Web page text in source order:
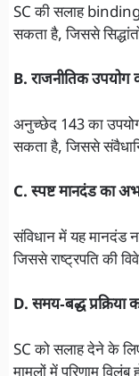
SC की सलाह binding
सकता है, जिससे
B. राजनीतिक उपयोग
अनुच्छेद 143 का उपयोग
सकता है, जिससे
C. स्पष्ट मानदंड का
संविधान में यह मानदंड
जिससे राष्ट्रपति की
D. समय‑बद्ध प्रक्रिया
SC को सलाह देने के